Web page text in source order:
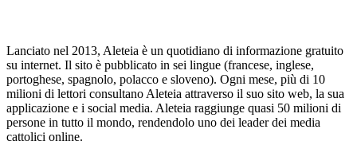
Lanciato nel 2013, Aleteia è un quotidiano di informazione gratuito
su internet. Il sito è pubblicato in sei lingue (francese, inglese,
portoghese, spagnolo, polacco e sloveno). Ogni mese, più di 10
milioni di lettori consultano Aleteia attraverso il suo sito web, la sua
applicazione e i social media. Aleteia raggiunge quasi 50 milioni di
persone in tutto il mondo, rendendolo uno dei leader dei media
cattolici online.